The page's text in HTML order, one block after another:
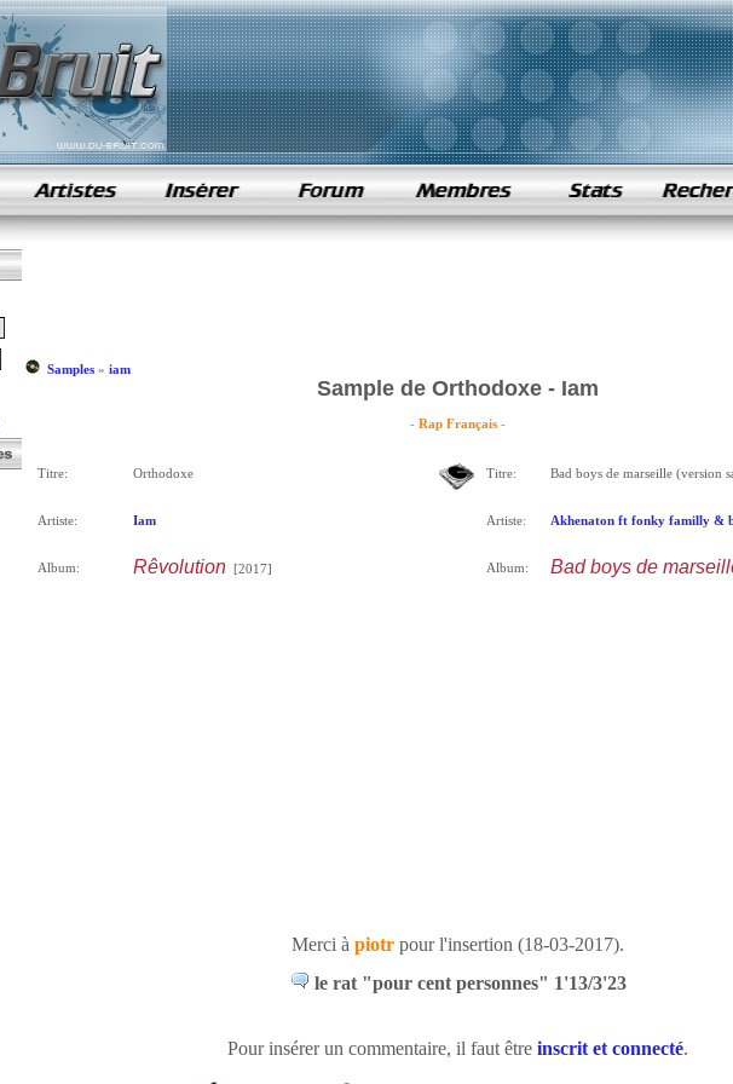
samples de rap
Samples» iam
Sample de Orthodoxe - Iam
- Rap Français -
Titre: Orthodoxe
Artiste: Iam
Album: Rêvolution[2017]
Titre: Bad boys de marseille (version
Artiste: Akhenaton ft fonky familly &
Album: Bad boys de
Merci à piotr pour l'insertion (18-03-2017).
le rat "pour cent personnes" 1'13/3'23
Pour insérer un commentaire, il faut être inscrit et connecté.